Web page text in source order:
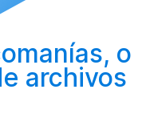
o
archivos